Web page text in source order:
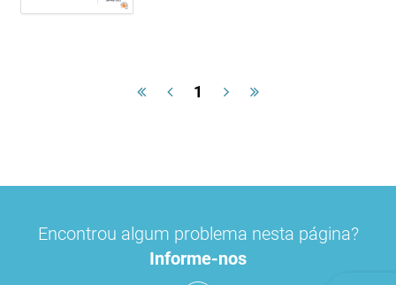
1
Encontrou algum problema nesta página?
Informe-nos